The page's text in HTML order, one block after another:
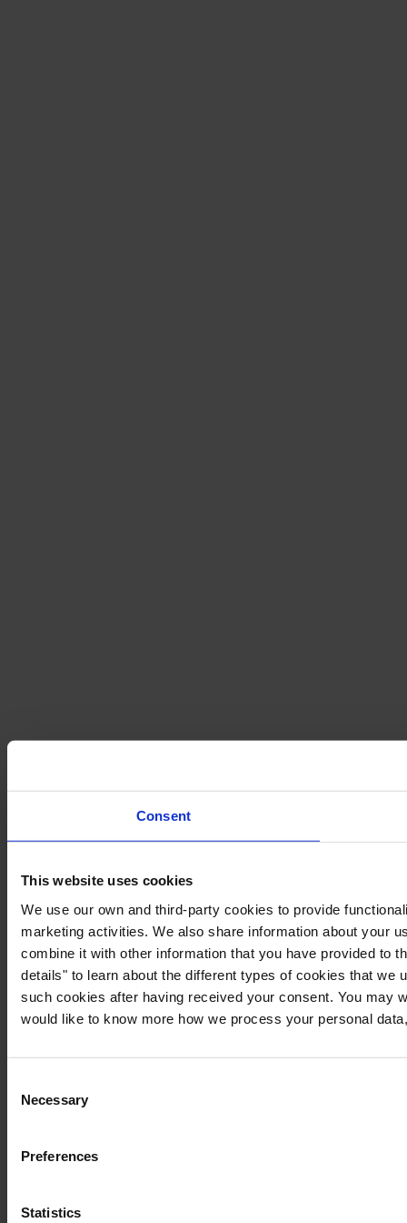
Consent
This website uses cookies
We use our own and third-party cookies to provide
marketing activities. We also share information about your
combine it with other information that you have provided to
details" to learn about the different types of cookies that
such cookies after having received your consent. You may
would like to know more how we process your personal
Selection
Necessary
Preferences
Statistics